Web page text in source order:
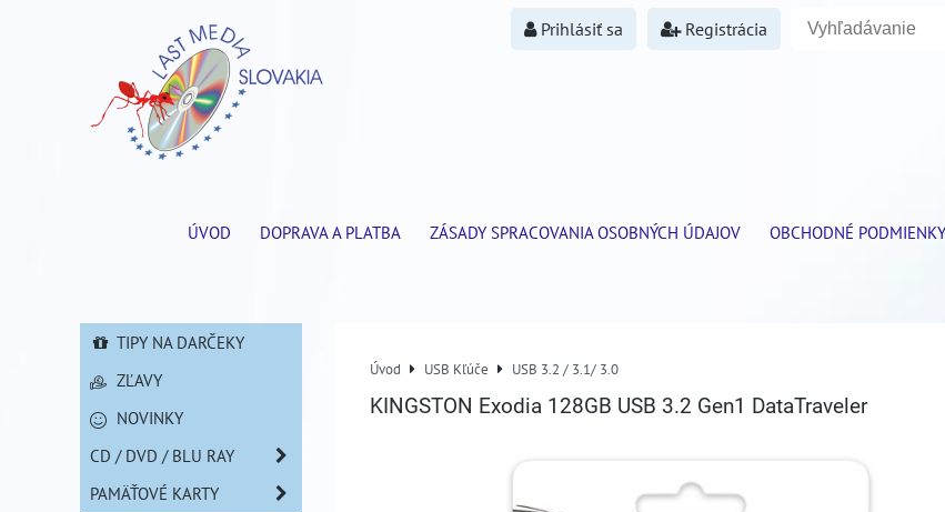
Prihlásiť sa Registrácia
ÚVOD DOPRAVA A PLATBA ZÁSADY SPRACOVANIA OSOBNÝCH ÚDAJOV OBCHODNÉ PODMIENKY
Úvod USB Kľúče USB 3.2 / 3.1/ 3.0
KINGSTON Exodia 128GB USB 3.2 Gen1 DataTraveler
TIPY NA DARČEKY
ZĽAVY
NOVINKY
CD / DVD / BLU RAY
PAMÄŤOVÉ KARTY